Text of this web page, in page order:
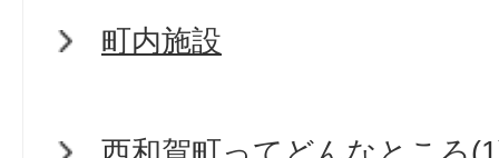
町内施設